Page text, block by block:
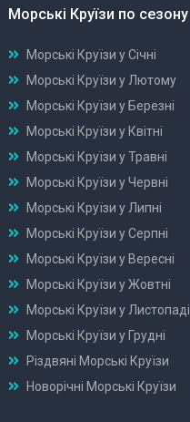
Морські Круїзи по сезону
Морські Круїзи у Січні
Морські Круїзи у Лютому
Морські Круїзи у Березні
Морські Круїзи у Квітні
Морські Круїзи у Травні
Морські Круїзи у Червні
Морські Круїзи у Липні
Морські Круїзи у Серпні
Морські Круїзи у Вересні
Морські Круїзи у Жовтні
Морські Круїзи у Листопаді
Морські Круїзи у Грудні
Різдвяні Морські Круїзи
Новорічні Морські Круїзи